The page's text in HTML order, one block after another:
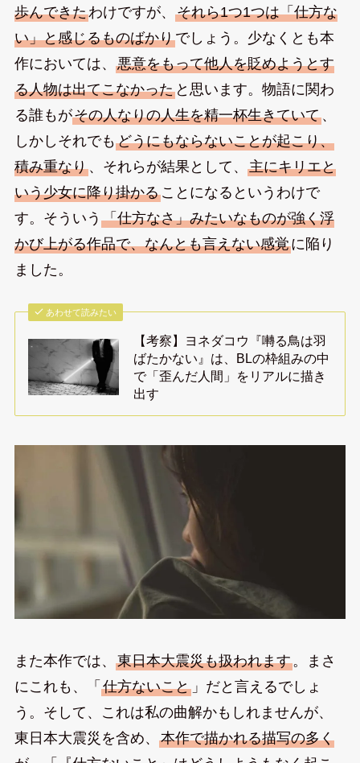
歩んできたわけですが、 それら1つ1つは「仕方な
い」と感じるものばかりでしょう。少なくとも本
作においては、 悪意をもって他人を貶めようとす
る人物は出てこなかったと思います。物語に関わ
る誰もがその人なりの人生を精一杯生きていて、
しかしそれでもどうにもならないことが起こり、
積み重なり、それらが結果として、 主にキリエと
いう少女に降り掛かることになるというわけで
す。そういう 「仕方なさ」みたいなものが強く浮
かび上がる作品で、なんとも言えない感覚に陥り
ました。
あわせて読みたい
【考察】ヨネダコウ『囀る鳥は羽
ばたかない』は、BLの枠組みの中
で「歪んだ人間」をリアルに描き
出す
また本作では、 東日本大震災も扱われます。まさ
にこれも、「 仕方ないこと」だと言えるでしょ
う。そして、これは私の曲解かもしれませんが、
東日本大震災を含め、 本作で描かれる描写の多く